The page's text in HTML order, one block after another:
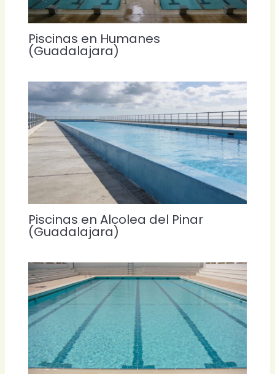
Piscinas en Humanes
(Guadalajara)
Piscinas en Alcolea del Pinar
(Guadalajara)